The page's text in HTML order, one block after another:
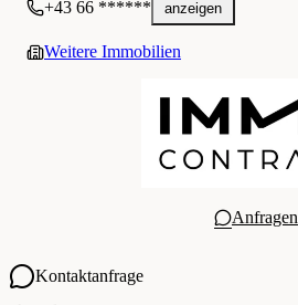
+43 66 ****** anzeigen
Weitere Immobilien
Anfragen
Kontaktanfrage